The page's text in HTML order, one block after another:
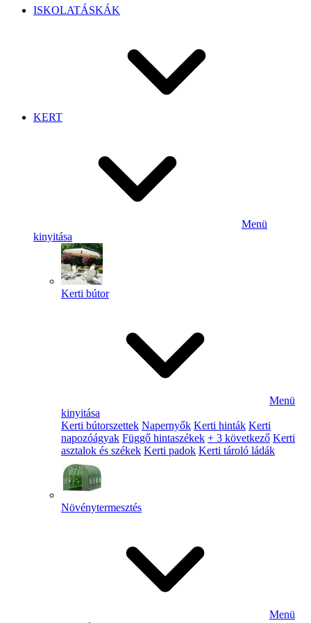
ISKOLATÁSKÁK
KERT
Menü
kinyitása
Kerti bútor
Menü
kinyitása
Kerti bútorszettek Napernyők Kerti hinták Kerti
napozóágyak Függő hintaszékek + 3 következő Kerti
asztalok és székek Kerti padok Kerti tároló ládák
Növénytermesztés
Menü